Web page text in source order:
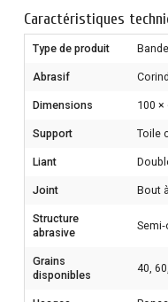
Caractéristiques
Type de produit
Abrasif
Dimensions 100 ×
Support Toile
Liant
Joint Bout
Structure
abrasive
Grains
disponibles
40,